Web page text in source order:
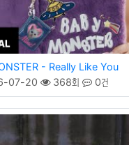
- Really Like You
07-20 368회 0건